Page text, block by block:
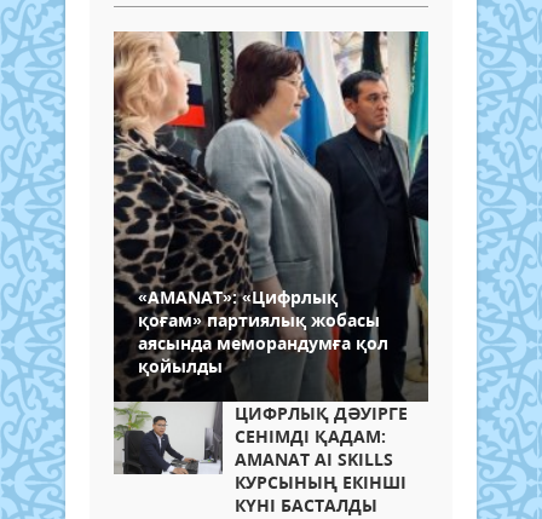
«AMANAT»: «Цифрлық
қоғам» партиялық жобасы
аясында меморандумға қол
қойылды
ЦИФРЛЫҚ ДӘУІРГЕ
СЕНІМДІ ҚАДАМ:
AMANAT AI SKILLS
КУРСЫНЫҢ ЕКІНШІ
КҮНІ БАСТАЛДЫ